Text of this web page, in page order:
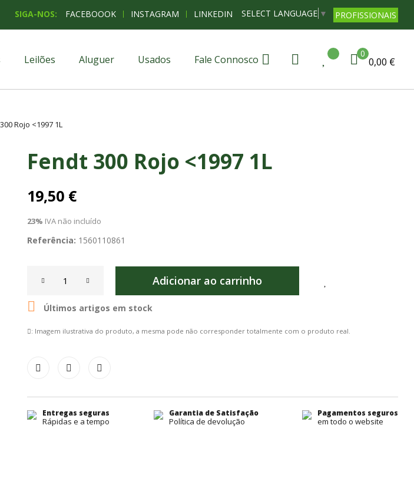
PROFISSIONAIS
SELECT LANGUAGE ▼
SIGA-NOS: FACEBOOOK INSTAGRAM LINKEDIN
Leilões Aluguer Usados Fale Connosco 0
0,00 €
Rojo <1997 1L
Fendt 300 Rojo <1997 1L
19,50 €
23% IVA não incluído
Referência: 1560110861
Adicionar ao carrinho
 Últimos artigos em stock
: Imagem ilustrativa do produto, a mesma pode não corresponder totalmente com o produto real.
Entregas seguras
Rápidas e a tempo
Garantia de Satisfação
Política de devolução
Pagamentos seguros
em todo o website